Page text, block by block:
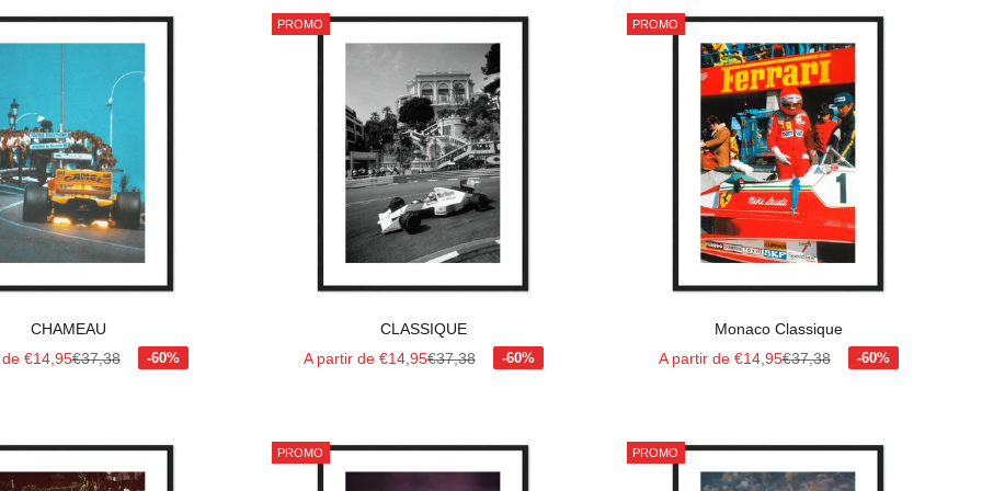
CHAMEAU
€14,95Prix normal
€37,38
PROMO
CLASSIQUE
Prix de vente
A partir de €14,95Prix normal
€37,38
PROMO
Monaco Classique
Prix de vente
A partir de €14,95Prix normal
€37,38
PROMO PROMO